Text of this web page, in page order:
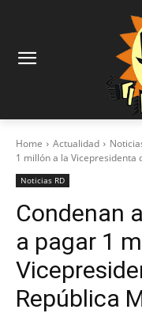
Home Actualidad
1 millón a la Vicepresidenta
Noticias RD
Condenan
a pagar 1
República